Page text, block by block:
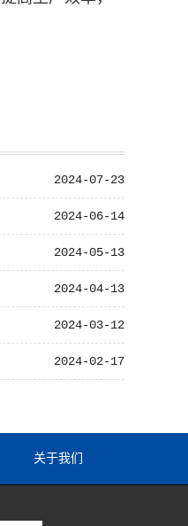
2024-07-23
2024-06-14
2024-05-13
2024-04-13
2024-03-12
2024-02-17
关于我们